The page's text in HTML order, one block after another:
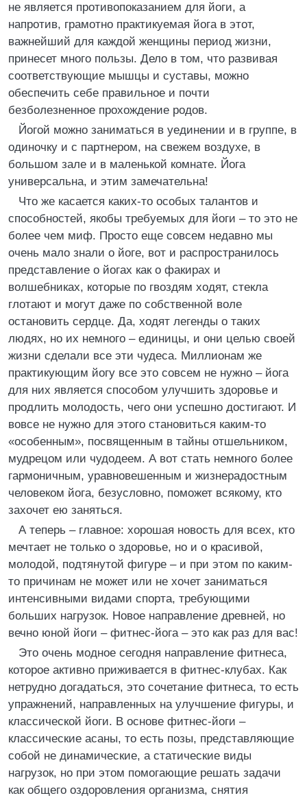
не является противопоказанием для йоги, а
напротив, грамотно практикуемая йога в этот,
важнейший для каждой женщины период жизни,
принесет много пользы. Дело в том, что развивая
соответствующие мышцы и суставы, можно
обеспечить себе правильное и почти
безболезненное прохождение родов.
Йогой можно заниматься в уединении и в группе, в
одиночку и с партнером, на свежем воздухе, в
большом зале и в маленькой комнате. Йога
универсальна, и этим замечательна!
Что же касается каких-то особых талантов и
способностей, якобы требуемых для йоги – то это не
более чем миф. Просто еще совсем недавно мы
очень мало знали о йоге, вот и распространилось
представление о йогах как о факирах и
волшебниках, которые по гвоздям ходят, стекла
глотают и могут даже по собственной воле
остановить сердце. Да, ходят легенды о таких
людях, но их немного – единицы, и они целью своей
жизни сделали все эти чудеса. Миллионам же
практикующим йогу все это совсем не нужно – йога
для них является способом улучшить здоровье и
продлить молодость, чего они успешно достигают. И
вовсе не нужно для этого становиться каким-то
«особенным», посвященным в тайны отшельником,
мудрецом или чудодеем. А вот стать немного более
гармоничным, уравновешенным и жизнерадостным
человеком йога, безусловно, поможет всякому, кто
захочет ею заняться.
А теперь – главное: хорошая новость для всех, кто
мечтает не только о здоровье, но и о красивой,
молодой, подтянутой фигуре – и при этом по каким-
то причинам не может или не хочет заниматься
интенсивными видами спорта, требующими
больших нагрузок. Новое направление древней, но
вечно юной йоги – фитнес-йога – это как раз для вас!
Это очень модное сегодня направление фитнеса,
которое активно приживается в фитнес-клубах. Как
нетрудно догадаться, это сочетание фитнеса, то есть
упражнений, направленных на улучшение фигуры, и
классической йоги. В основе фитнес-йоги –
классические асаны, то есть позы, представляющие
собой не динамические, а статические виды
нагрузок, но при этом помогающие решать задачи
как общего оздоровления организма, снятия